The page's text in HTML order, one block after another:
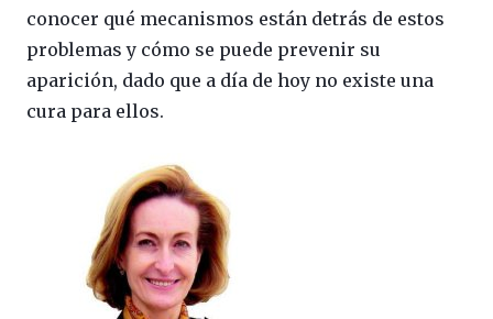
conocer qué mecanismos están detrás de estos
problemas y cómo se puede prevenir su
aparición, dado que a día de hoy no existe una
cura para ellos.